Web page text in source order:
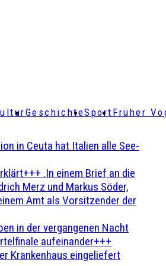
GeschichteSport Früher
in Ceuta hat Italien alle See-
.In einem Brief an die
Merz und Markus Söder,
Amt als Vorsitzender der
in der vergangenen Nacht
aufeinander+++
Krankenhaus eingeliefert